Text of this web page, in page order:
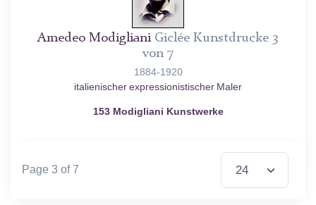
Amedeo ModiglianiGiclée Kunstdrucke 3
von 7
1884-1920
italienischer expressionistischer Maler
153 Modigliani Kunstwerke
Page 3 of 7
Items per Page